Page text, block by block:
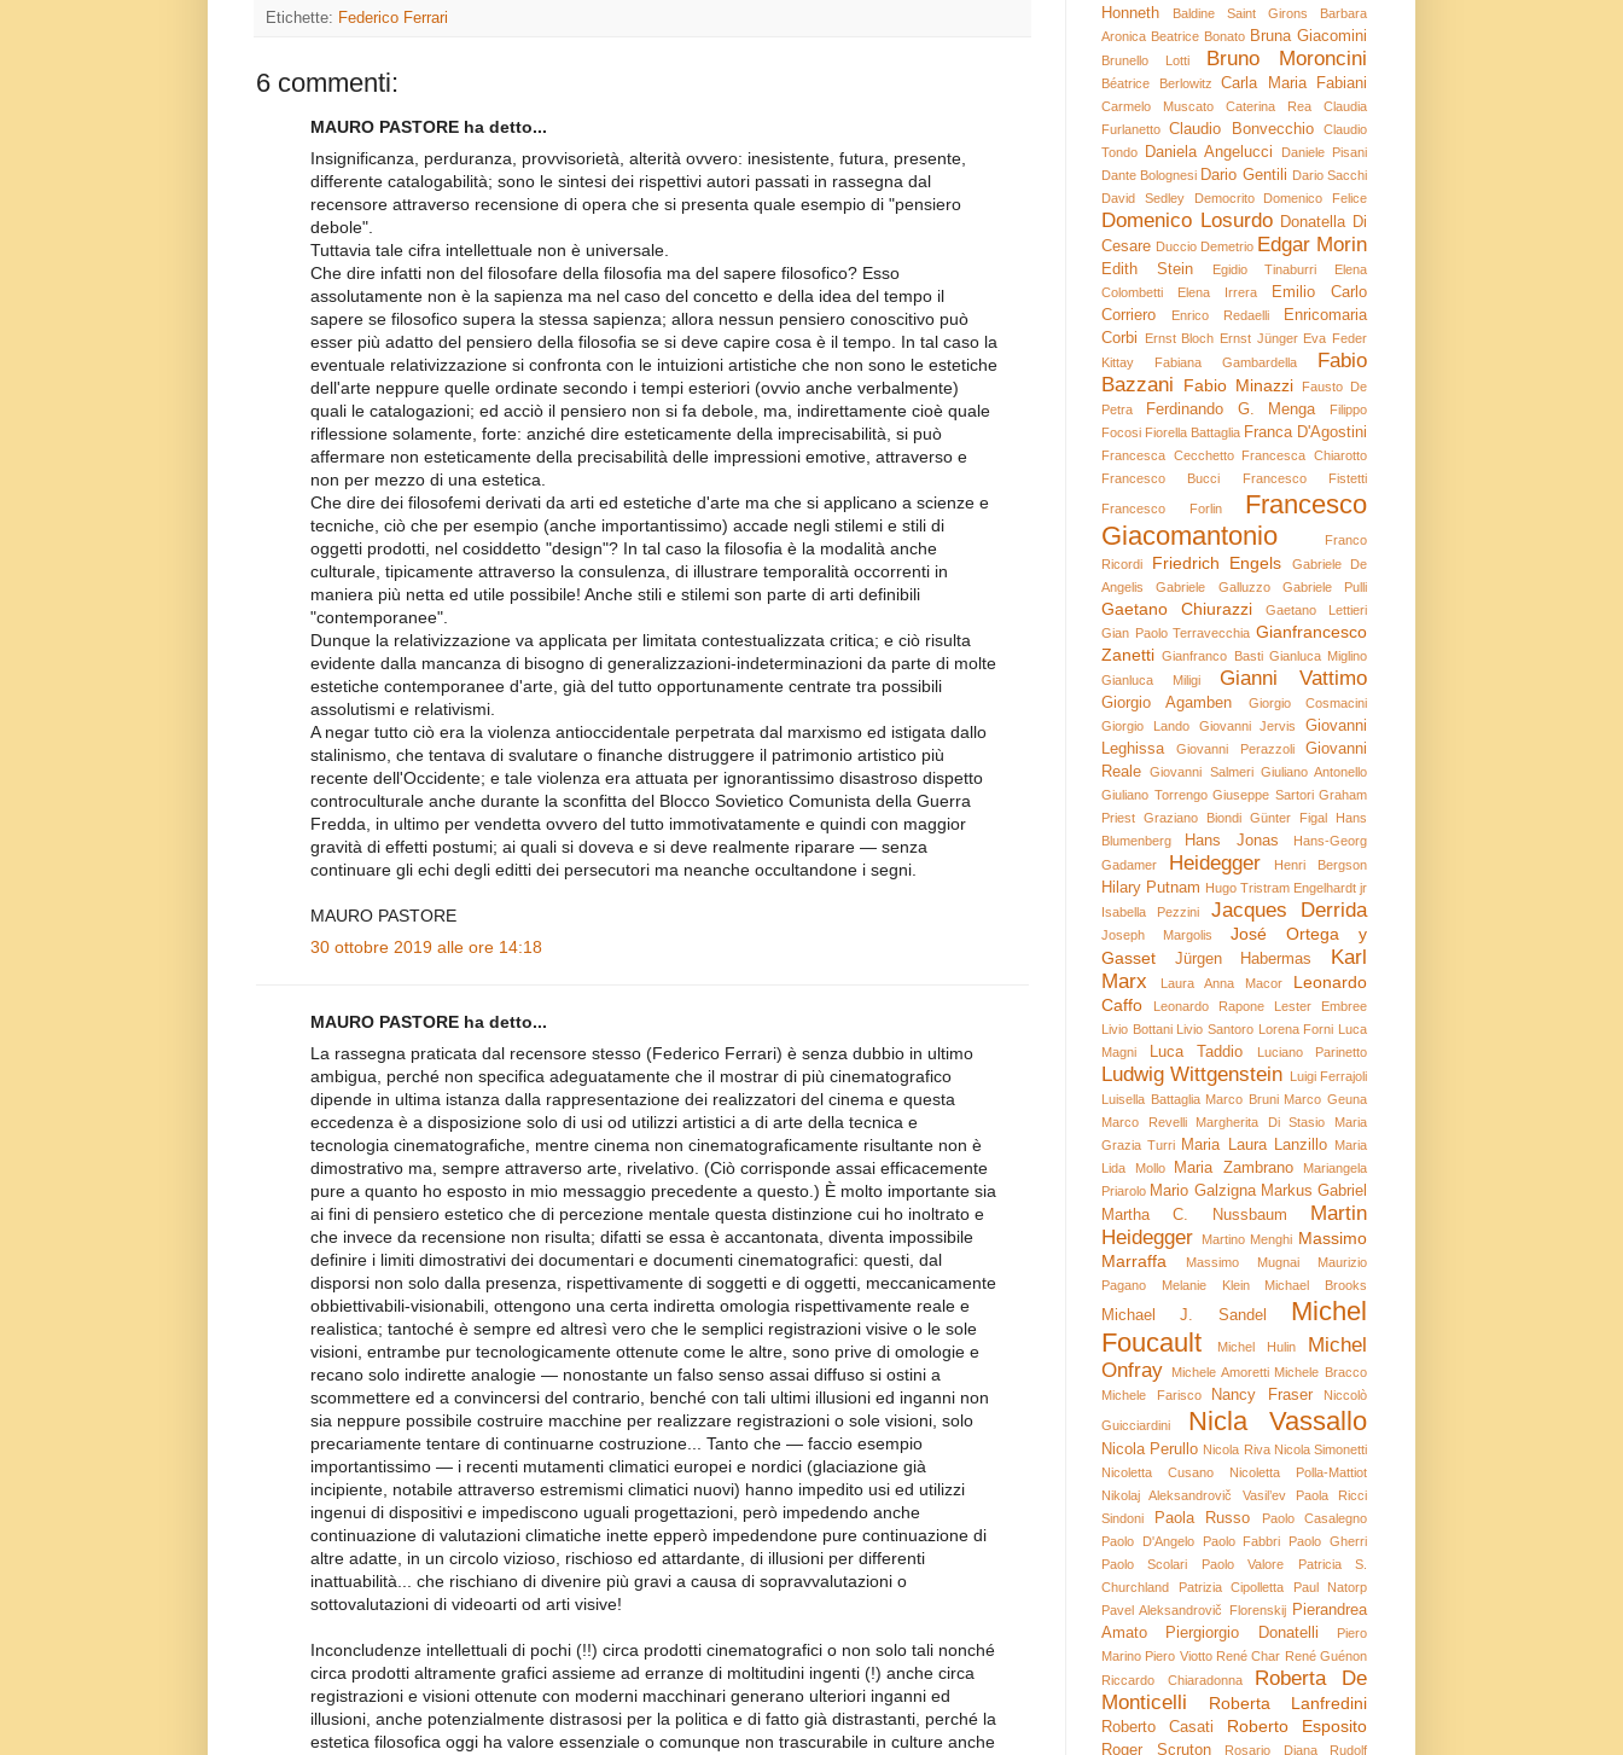
Etichette: Federico Ferrari
6 commenti:
MAURO PASTORE ha detto...
Insignificanza, perduranza, provvisorietà, alterità ovvero: inesistente, futura, presente,
differente catalogabilità; sono le sintesi dei rispettivi autori passati in rassegna dal
recensore attraverso recensione di opera che si presenta quale esempio di "pensiero
debole".
Tuttavia tale cifra intellettuale non è universale.
Che dire infatti non del filosofare della filosofia ma del sapere filosofico? Esso
assolutamente non è la sapienza ma nel caso del concetto e della idea del tempo il
sapere se filosofico supera la stessa sapienza; allora nessun pensiero conoscitivo può
esser più adatto del pensiero della filosofia se si deve capire cosa è il tempo. In tal caso la
eventuale relativizzazione si confronta con le intuizioni artistiche che non sono le estetiche
dell'arte neppure quelle ordinate secondo i tempi esteriori (ovvio anche verbalmente)
quali le catalogazioni; ed acciò il pensiero non si fa debole, ma, indirettamente cioè quale
riflessione solamente, forte: anziché dire esteticamente della imprecisabilità, si può
affermare non esteticamente della precisabilità delle impressioni emotive, attraverso e
non per mezzo di una estetica.
Che dire dei filosofemi derivati da arti ed estetiche d'arte ma che si applicano a scienze e
tecniche, ciò che per esempio (anche importantissimo) accade negli stilemi e stili di
oggetti prodotti, nel cosiddetto "design"? In tal caso la filosofia è la modalità anche
culturale, tipicamente attraverso la consulenza, di illustrare temporalità occorrenti in
maniera più netta ed utile possibile! Anche stili e stilemi son parte di arti definibili
"contemporanee".
Dunque la relativizzazione va applicata per limitata contestualizzata critica; e ciò risulta
evidente dalla mancanza di bisogno di generalizzazioni-indeterminazioni da parte di molte
estetiche contemporanee d'arte, già del tutto opportunamente centrate tra possibili
assolutismi e relativismi.
A negar tutto ciò era la violenza antioccidentale perpetrata dal marxismo ed istigata dallo
stalinismo, che tentava di svalutare o finanche distruggere il patrimonio artistico più
recente dell'Occidente; e tale violenza era attuata per ignorantissimo disastroso dispetto
controculturale anche durante la sconfitta del Blocco Sovietico Comunista della Guerra
Fredda, in ultimo per vendetta ovvero del tutto immotivatamente e quindi con maggior
gravità di effetti postumi; ai quali si doveva e si deve realmente riparare — senza
continuare gli echi degli editti dei persecutori ma neanche occultandone i segni.
MAURO PASTORE
30 ottobre 2019 alle ore 14:18
MAURO PASTORE ha detto...
La rassegna praticata dal recensore stesso (Federico Ferrari) è senza dubbio in ultimo
ambigua, perché non specifica adeguatamente che il mostrar di più cinematografico
dipende in ultima istanza dalla rappresentazione dei realizzatori del cinema e questa
eccedenza è a disposizione solo di usi od utilizzi artistici a di arte della tecnica e
tecnologia cinematografiche, mentre cinema non cinematograficamente risultante non è
dimostrativo ma, sempre attraverso arte, rivelativo. (Ciò corrisponde assai efficacemente
pure a quanto ho esposto in mio messaggio precedente a questo.) È molto importante sia
ai fini di pensiero estetico che di percezione mentale questa distinzione cui ho inoltrato e
che invece da recensione non risulta; difatti se essa è accantonata, diventa impossibile
definire i limiti dimostrativi dei documentari e documenti cinematografici: questi, dal
disporsi non solo dalla presenza, rispettivamente di soggetti e di oggetti, meccanicamente
obbiettivabili-visionabili, ottengono una certa indiretta omologia rispettivamente reale e
realistica; tantoché è sempre ed altresì vero che le semplici registrazioni visive o le sole
visioni, entrambe pur tecnologicamente ottenute come le altre, sono prive di omologie e
recano solo indirette analogie — nonostante un falso senso assai diffuso si ostini a
scommettere ed a convincersi del contrario, benché con tali ultimi illusioni ed inganni non
sia neppure possibile costruire macchine per realizzare registrazioni o sole visioni, solo
precariamente tentare di continuarne costruzione... Tanto che — faccio esempio
importantissimo — i recenti mutamenti climatici europei e nordici (glaciazione già
incipiente, notabile attraverso estremismi climatici nuovi) hanno impedito usi ed utilizzi
ingenui di dispositivi e impediscono uguali progettazioni, però impedendo anche
continuazione di valutazioni climatiche inette epperò impedendone pure continuazione di
altre adatte, in un circolo vizioso, rischioso ed attardante, di illusioni per differenti
inattuabilità... che rischiano di divenire più gravi a causa di sopravvalutazioni o
sottovalutazioni di videoarti od arti visive!
Inconcludenze intellettuali di pochi (!!) circa prodotti cinematografici o non solo tali nonché
circa prodotti altramente grafici assieme ad erranze di moltitudini ingenti (!) anche circa
registrazioni e visioni ottenute con moderni macchinari generano ulteriori inganni ed
illusioni, anche potenzialmente distrasosi per la politica e di fatto già distrastanti, perché la
estetica filosofica oggi ha valore essenziale o comunque non trascurabile in culture anche
Honneth
Baldine Saint Girons
Barbara
Aronica Beatrice Bonato Bruna Giacomini
Brunello Lotti Bruno Moroncini
Béatrice Berlowitz Carla Maria Fabiani
Carmelo Muscato Caterina Rea
Claudia
Furlanetto
Claudio Bonvecchio
Claudio
Tondo
Daniela Angelucci
Daniele Pisani
Dante Bolognesi Dario Gentili Dario Sacchi
David Sedley
Democrito Domenico Felice
Domenico Losurdo Donatella Di
Cesare Duccio Demetrio Edgar Morin
Edith Stein Egidio Tinaburri
Elena
Colombetti
Elena Irrera
Emilio Carlo
Corriero
Enrico Redaelli
Enricomaria
Corbi
Ernst Bloch Ernst Jünger Eva Feder
Kittay
Fabiana Gambardella
Fabio
Bazzani
Fabio Minazzi
Fausto De
Petra
Ferdinando G. Menga
Filippo
Focosi Fiorella Battaglia Franca D'Agostini
Francesca Cecchetto
Francesca Chiarotto
Francesco Bucci
Francesco Fistetti
Francesco Forlin
Francesco
Giacomantonio
Franco
Ricordi
Friedrich Engels
Gabriele De
Angelis
Gabriele Galluzzo Gabriele Pulli
Gaetano Chiurazzi
Gaetano Lettieri
Gian Paolo Terravecchia Gianfrancesco
Zanetti Gianfranco Basti Gianluca Miglino
Gianluca Miligi
Gianni Vattimo
Giorgio Agamben
Giorgio Cosmacini
Giorgio Lando
Giovanni Jervis
Giovanni
Leghissa
Giovanni Perazzoli
Giovanni
Reale
Giovanni Salmeri Giuliano Antonello
Giuliano Torrengo Giuseppe Sartori Graham
Priest Graziano Biondi Günter Figal
Hans
Blumenberg
Hans Jonas
Hans-Georg
Gadamer
Heidegger Henri Bergson
Hilary Putnam Hugo Tristram Engelhardt jr
Isabella Pezzini
Jacques Derrida
Joseph Margolis
José Ortega y
Gasset
Jürgen Habermas
Karl
Marx
Laura Anna Macor
Leonardo
Caffo
Leonardo Rapone
Lester Embree
Livio Bottani Livio Santoro Lorena Forni Luca
Magni
Luca Taddio Luciano Parinetto
Ludwig Wittgenstein Luigi Ferrajoli
Luisella Battaglia Marco Bruni Marco Geuna
Marco Revelli
Margherita Di Stasio
Maria
Grazia Turri Maria Laura Lanzillo Maria
Lida Mollo
Maria Zambrano
Mariangela
Priarolo Mario Galzigna Markus Gabriel
Martha C. Nussbaum
Martin
Heidegger
Martino Menghi Massimo
Marraffa
Massimo Mugnai
Maurizio
Pagano
Melanie Klein Michael Brooks
Michael J. Sandel
Michel
Foucault
Michel Hulin
Michel
Onfray
Michele Amoretti Michele Bracco
Michele Farisco
Nancy Fraser Niccolò
Guicciardini Nicla Vassallo
Nicola Perullo Nicola Riva Nicola Simonetti
Nicoletta Cusano
Nicoletta Polla-Mattiot
Nikolaj Aleksandrovič Vasil’ev
Paola Ricci
Sindoni
Paola Russo
Paolo Casalegno
Paolo D'Angelo
Paolo Fabbri
Paolo Gherri
Paolo Scolari
Paolo Valore
Patricia S.
Churchland
Patrizia Cipolletta
Paul Natorp
Pavel Aleksandrovič Florenskij
Pierandrea
Amato
Piergiorgio Donatelli
Piero
Marino Piero Viotto René Char René Guénon
Riccardo Chiaradonna
Roberta De
Monticelli
Roberta Lanfredini
Roberto Casati Roberto Esposito
Roger Scruton Rosario Diana Rudolf